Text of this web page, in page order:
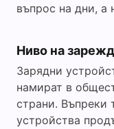
въпрос на дни, а
Ниво на
Зарядни
намират в
страни. Въпреки
устройства